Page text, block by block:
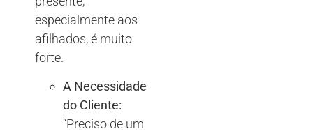
especialmente aos
afilhados, é muito
forte.
A Necessidade
do Cliente:
“Preciso de um